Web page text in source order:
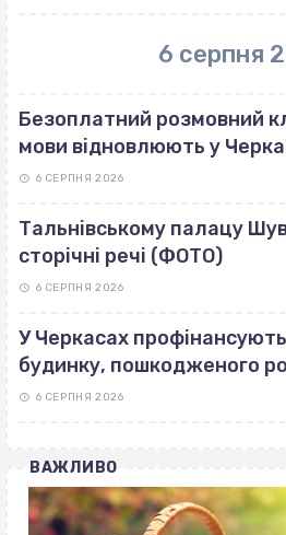
6 серпня
Безоплатний розмовний
мови відновлюють у
6 СЕРПНЯ 2026
Тальнівському палацу
сторічні речі (ФОТО)
6 СЕРПНЯ 2026
У Черкасах
будинку, пошкодженого
6 СЕРПНЯ 2026
ВАЖЛИВО